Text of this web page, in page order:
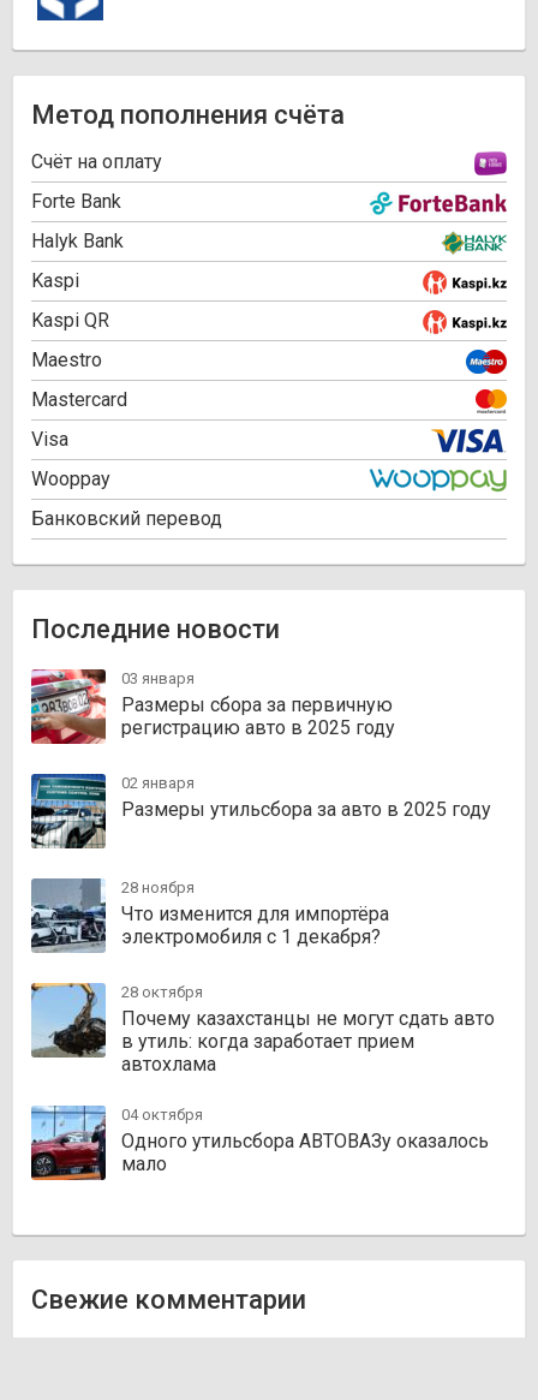
Метод пополнения счёта
Cчёт на оплату
Forte Bank
Halyk Bank
Kaspi
Kaspi QR
Maestro
Mastercard
Visa
Wooppay
Банковский перевод
Последние новости
03 января
Размеры сбора за первичную
регистрацию авто в 2025 году
02 января
Размеры утильсбора за авто в 2025 году
28 ноября
Что изменится для импортёра
электромобиля с 1 декабря?
28 октября
Почему казахстанцы не могут сдать авто
в утиль: когда заработает прием
автохлама
04 октября
Одного утильсбора АВТОВАЗу оказалось
мало
Свежие комментарии